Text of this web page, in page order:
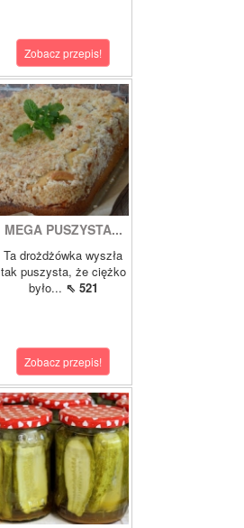
Zobacz przepis!
MEGA PUSZYSTA...
Ta drożdżówka wyszła
tak puszysta, że ciężko
było... ⇖ 521
Zobacz przepis!